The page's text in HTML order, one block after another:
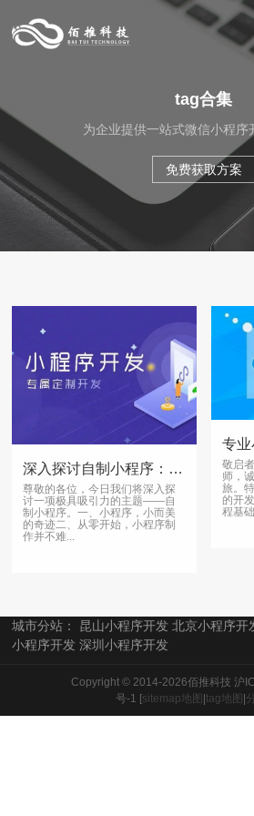
tag合集
为企业提供一站式微信小程序
免费获取方案
深入探讨自制小程序：从零开始，开启小而美的奇迹世界
尊敬的各位，今日我们将深入探
讨一项极具吸引力的主题——自
制小程序。一、小程序，小而美
的奇迹二、从零开始，小程序制
作并不难...
敬启
师，
旅。
的开
程基
城市分站： 昆山小程序开发 北京小程序开
小程序开发 深圳小程序开发
Copyright © 2014-2026佰推科技 沪
号-1 [sitemap地图 |tag地图 |